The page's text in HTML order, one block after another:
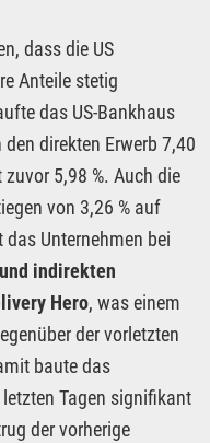
dass die US
Anteile stetig
das US-Bankhaus
direkten Erwerb 7,40
5,98 %. Auch die
von 3,26 % auf
Unternehmen bei
indirekten
Hero, was einem
der vorletzten
baute das
Tagen signifikant
der vorherige